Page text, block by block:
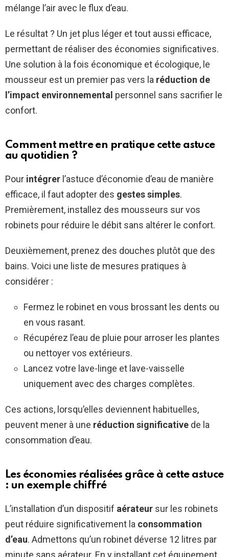
mélange l’air avec le flux d’eau.
Le résultat ? Un jet plus léger et tout aussi efficace,
permettant de réaliser des économies significatives.
Une solution à la fois économique et écologique, le
mousseur est un premier pas vers la réduction de
l’impact environnemental personnel sans sacrifier le
confort.
Comment mettre en pratique cette astuce
au quotidien ?
Pour intégrer l’astuce d’économie d’eau de manière
efficace, il faut adopter des gestes simples.
Premièrement, installez des mousseurs sur vos
robinets pour réduire le débit sans altérer le confort.
Deuxièmement, prenez des douches plutôt que des
bains. Voici une liste de mesures pratiques à
considérer :
Fermez le robinet en vous brossant les dents ou
en vous rasant.
Récupérez l’eau de pluie pour arroser les plantes
ou nettoyer vos extérieurs.
Lancez votre lave-linge et lave-vaisselle
uniquement avec des charges complètes.
Ces actions, lorsqu’elles deviennent habituelles,
peuvent mener à une réduction significative de la
consommation d’eau.
Les économies réalisées grâce à cette astuce
: un exemple chiffré
L’installation d’un dispositif aérateur sur les robinets
peut réduire significativement la consommation
d’eau. Admettons qu’un robinet déverse 12 litres par
minute sans aérateur. En y installant cet équipement,